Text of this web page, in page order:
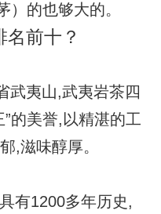
的也够大的。
前十？
武夷山,武夷岩茶四
的美誉,以精湛的工
,滋味醇厚。
有1200多年历史,